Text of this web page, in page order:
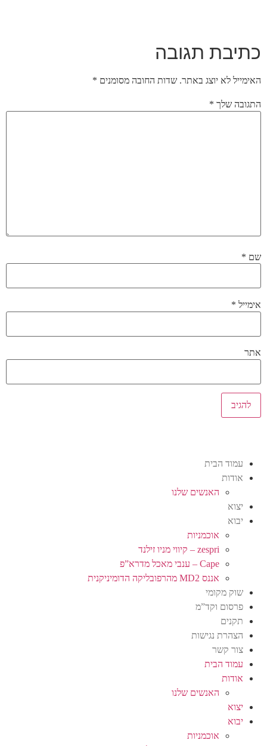
כתיבת תגובה
האימייל לא יוצג באתר. שדות החובה מסומנים *
התגובה שלך *
שם *
אימייל *
אתר
עמוד הבית
אודות
האנשים שלנו
יצוא
יבוא
אוכמניות
zespri – קיווי מניו זילנד
Cape – ענבי מאכל מדרא”פ
אננס MD2 מהרפובליקה הדומיניקנית
שוק מקומי
פרסום וקד”מ
תקנים
הצהרת נגישות
צור קשר
עמוד הבית
אודות
האנשים שלנו
יצוא
יבוא
אוכמניות